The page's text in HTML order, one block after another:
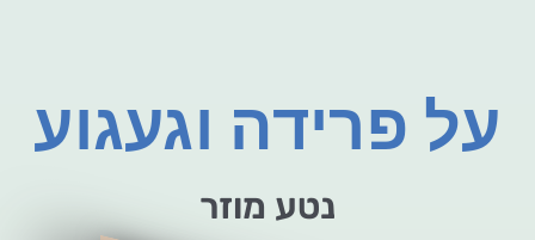
על פרידה וגעגוע
נטע מוזר